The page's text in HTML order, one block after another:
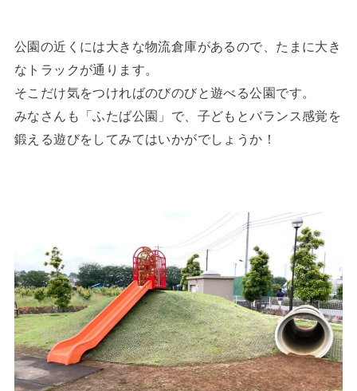
公園の近くには大きな物流倉庫があるので、たまに大き
なトラックが通ります。
そこだけ気をつければのびのびと遊べる公園です。
みなさんも「ふたば公園」で、子どもとバランス感覚を
鍛える遊びをしてみてはいかがでしょうか！